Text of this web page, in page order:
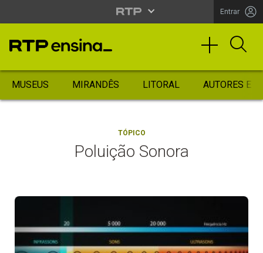
Entrar
MUSEUS MIRANDÊS LITORAL AUTORES
TÓPICO
Poluição Sonora